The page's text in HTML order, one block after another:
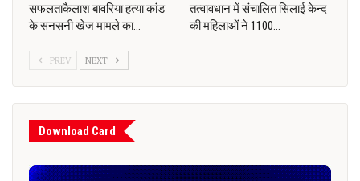
सफलताकैलाश बावरिया हत्या कांड
के सनसनी खेज मामले का…
तत्वावधान में संचालित सिलाई केन्द
की महिलाओं ने 1100…
PREV NEXT
Download Card